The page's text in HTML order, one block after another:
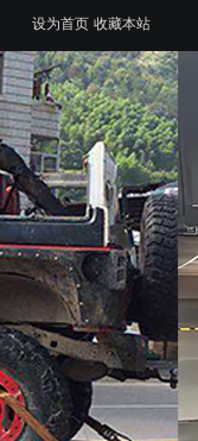
设为首页 收藏本站